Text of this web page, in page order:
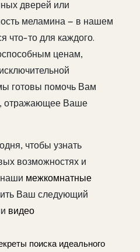
дверей или
меламина — в нашем
что-то для каждого.
ценам,
готовы помочь Вам
отражающее Ваше
чтобы узнать
возможностях и
наши межкомнатные
Ваш следующий
видео
поиска идеального